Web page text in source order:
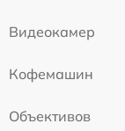
Видеокамер
Кофемашин
Объективов